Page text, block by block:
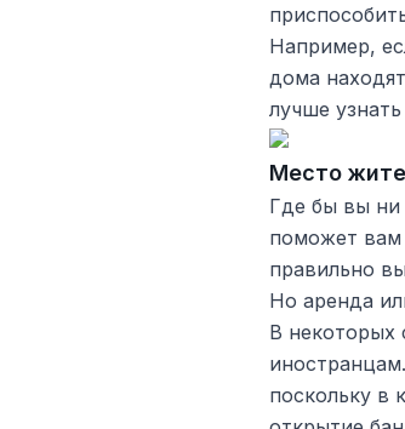
Например,
дома
лучше
Место
Где бы вы ни
поможет вам
правильно
Но аренда
В некоторых
поскольку в